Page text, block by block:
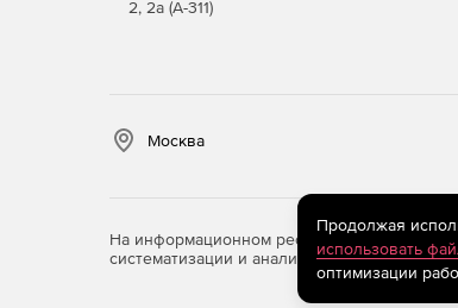
2, 2а (А-311)
Москва
На информационном ресурсе
систематизации и анализа сведений,
Продолжая
использовать
оптимизации